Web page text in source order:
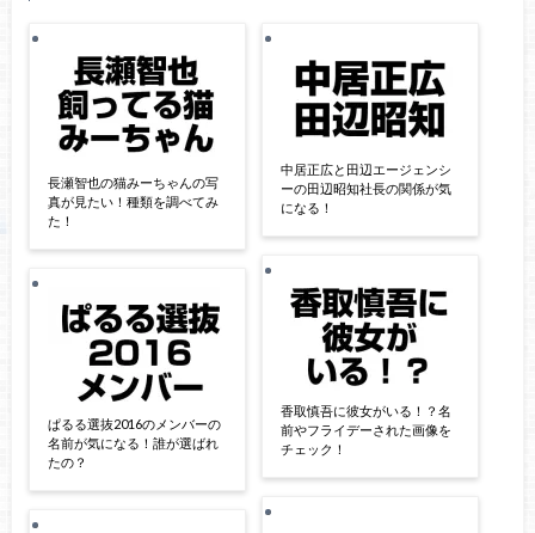
長瀬智也の猫みーちゃんの写
真が見たい！種類を調べてみ
た！
ぱるる選抜2016のメンバーの
名前が気になる！誰が選ばれ
たの？
中居正広と田辺エージェンシ
ーの田辺昭知社長の関係が気
になる！
香取慎吾に彼女がいる！？名
前やフライデーされた画像を
チェック！